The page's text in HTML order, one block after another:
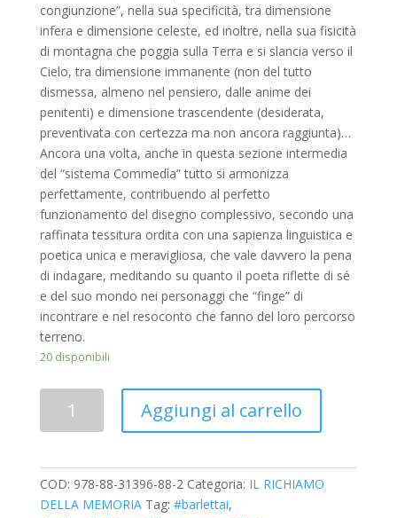
congiunzione”, nella sua specificità, tra dimensione
infera e dimensione celeste, ed inoltre, nella sua fisicità
di montagna che poggia sulla Terra e si slancia verso il
Cielo, tra dimensione immanente (non del tutto
dismessa, almeno nel pensiero, dalle anime dei
penitenti) e dimensione trascendente (desiderata,
preventivata con certezza ma non ancora raggiunta)…
Ancora una volta, anche in questa sezione intermedia
del “sistema Commedìa” tutto si armonizza
perfettamente, contribuendo al perfetto
funzionamento del disegno complessivo, secondo una
raffinata tessitura ordita con una sapienza linguistica e
poetica unica e meravigliosa, che vale davvero la pena
di indagare, meditando su quanto il poeta riflette di sé
e del suo mondo nei personaggi che “finge” di
incontrare e nel resoconto che fanno del loro percorso
terreno.
20 disponibili
Aggiungi al carrello
COD: 978-88-31396-88-2 Categoria: IL RICHIAMO
DELLA MEMORIA Tag: #barlettai,